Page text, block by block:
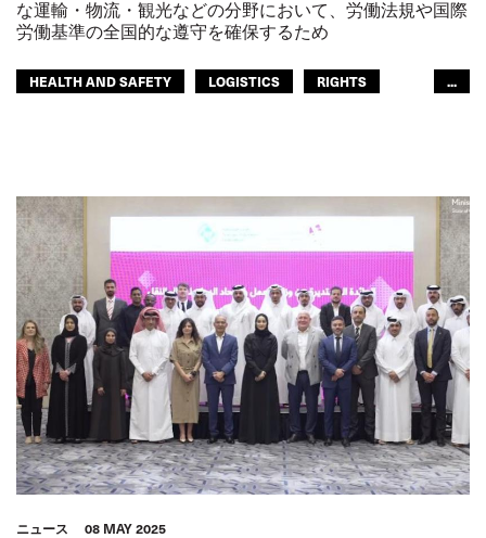
な運輸・物流・観光などの分野において、労働法規や国際
労働基準の全国的な遵守を確保するため
HEALTH AND SAFETY LOGISTICS
RIGHTS
...
ニュース 08 MAY 2025